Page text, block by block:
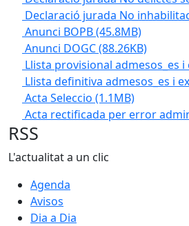
Declaració jurada No
Anunci BOPB(45.8MB)
Anunci DOGC(88.26KB)
Llista provisional admesos_es i
Llista definitiva admesos_es i
Acta Seleccio (1.1MB)
Acta rectificada per error
RSS
L'actualitat a un clic
Agenda
Avisos
Dia a Dia